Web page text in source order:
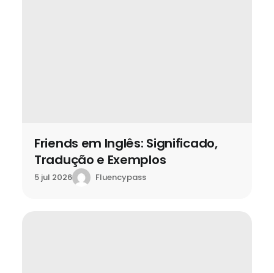
Friends em Inglês: Significado,
Tradução e Exemplos
5 jul 2026 Fluencypass